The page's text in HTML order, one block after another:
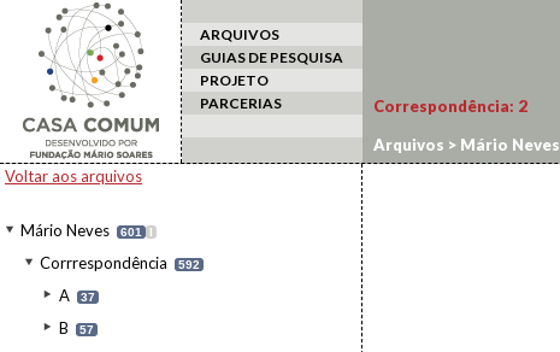
ARQUIVOS
GUIAS DE PESQUISA
PROJETO
PARCERIAS
Voltar aos arquivos
Mário Neves 601 I
Corrrespondência 592
A 37
B 57
Correspondência: 2
Arquivos > Mário Neves